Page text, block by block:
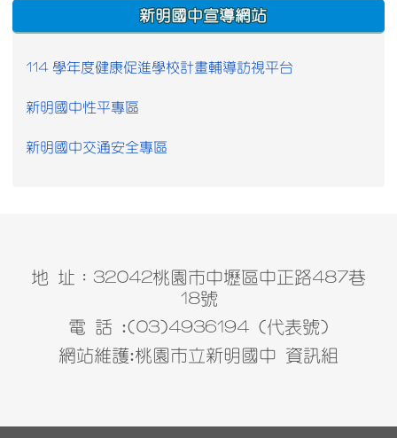
:::
新明國中宣導網站
114 學年度健康促進學校計畫輔導訪視平台
新明國中性平專區
新明國中交通安全專區
地 址：32042桃園市中壢區中正路487巷
18號
電 話 :(03)4936194 (代表號)
網站維護:桃園市立新明國中 資訊組